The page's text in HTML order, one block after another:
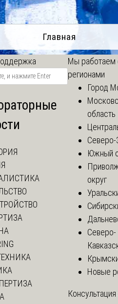
Главная
Мы работаем
регионами
Город
область
Южный
округ
Северо-
Новые